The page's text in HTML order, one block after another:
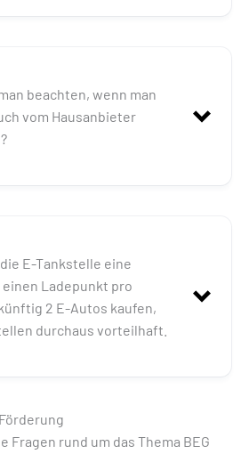
beachten, wenn man
vom Hausanbieter
(verdecktes
E-Tankstelle eine
Ladepunkt pro
2 E-Autos kaufen,
durchaus vorteilhaft.
Fragen rund um das Thema BEG